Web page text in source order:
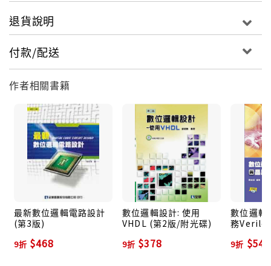
退貨說明
付款/配送
作者相關書籍
最新數位邏輯電路設計
(第3版)
9折 $468
數位邏輯設計: 使用
VHDL (第2版/附光碟)
9折 $378
數位邏輯
務
9折 $540